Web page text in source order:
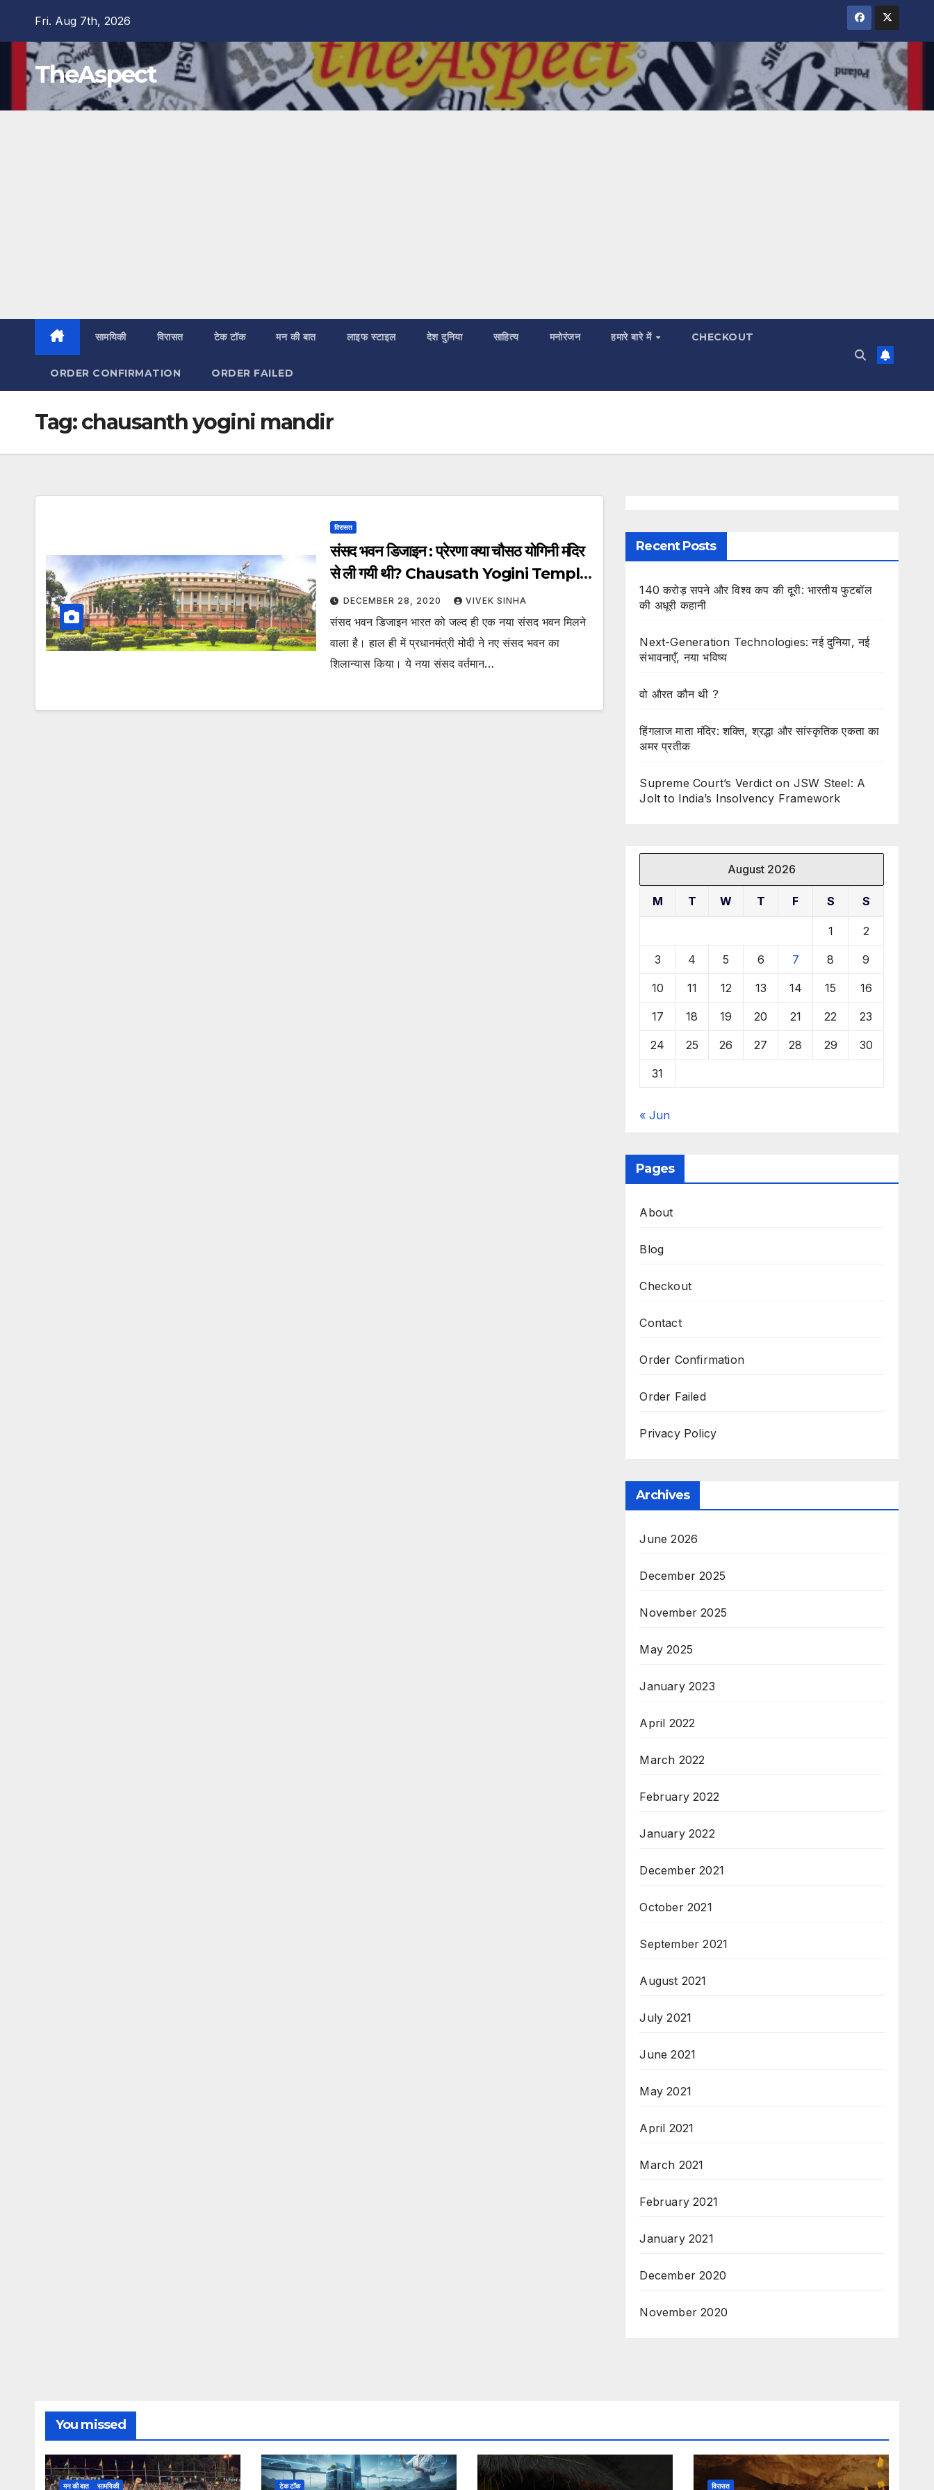
content
Fri. Aug 7th, 2026
TheAspect
सामयिकी विरासत टेक टॉक मन की बात लाइफ स्टाइल देश दुनिया साहित्य मनोरंजन हमारे बारे में CHECKOUT
ORDER CONFIRMATION ORDER FAILED
Tag:chausanth yogini mandir
विरासत
संसद भवन डिजाइन : प्रेरणा क्या चौसठ योगिनी मंदिर
से ली गयी थी? Chausath Yogini Temple
Parliament
DECEMBER 28, 2020 VIVEK SINHA
संसद भवन डिजाइन भारत को जल्द ही एक नया संसद भवन मिलने
वाला है। हाल ही में प्रधानमंत्री मोदी ने नए संसद भवन का
शिलान्यास किया। ये नया संसद वर्तमान…
Recent Posts
140 करोड़ सपने और विश्व कप की दूरी: भारतीय फुटबॉल
की अधूरी कहानी
Next-Generation Technologies: नई दुनिया, नई
संभावनाएँ, नया भविष्य
वो औरत कौन थी ?
हिंगलाज माता मंदिर: शक्ति, श्रद्धा और सांस्कृतिक एकता का
अमर प्रतीक
Supreme Court’s Verdict on JSW Steel: A
Jolt to India’s Insolvency Framework
August 2026
M T W T F S S
1 2
3 4 5 6 7 8 9
10 11 12 13 14 15 16
17 18 19 20 21 22 23
24 25 26 27 28 29 30
31
« Jun
Pages
About
Blog
Checkout
Contact
Order Confirmation
Order Failed
Privacy Policy
Archives
June 2026
December 2025
November 2025
May 2025
January 2023
April 2022
March 2022
February 2022
January 2022
December 2021
October 2021
September 2021
August 2021
July 2021
June 2021
May 2021
April 2021
March 2021
February 2021
January 2021
December 2020
November 2020
You missed
मन की बात सामयिकी टेक टॉक विरासत